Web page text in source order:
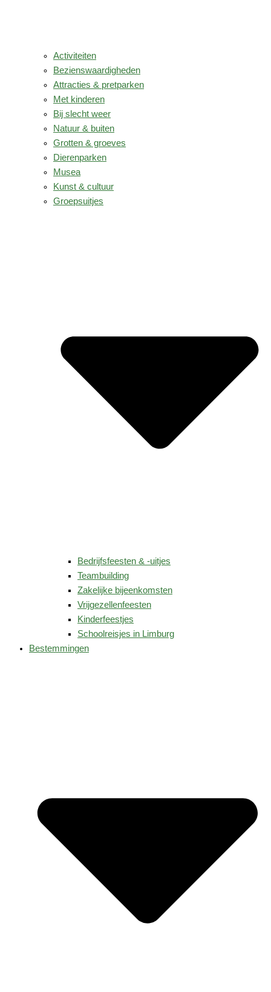
Activiteiten
Bezienswaardigheden
Attracties & pretparken
Met kinderen
Bij slecht weer
Natuur & buiten
Grotten & groeves
Dierenparken
Musea
Kunst & cultuur
Groepsuitjes
Bedrijfsfeesten & -uitjes
Teambuilding
Zakelijke bijeenkomsten
Vrijgezellenfeesten
Kinderfeestjes
Schoolreisjes in Limburg
Bestemmingen